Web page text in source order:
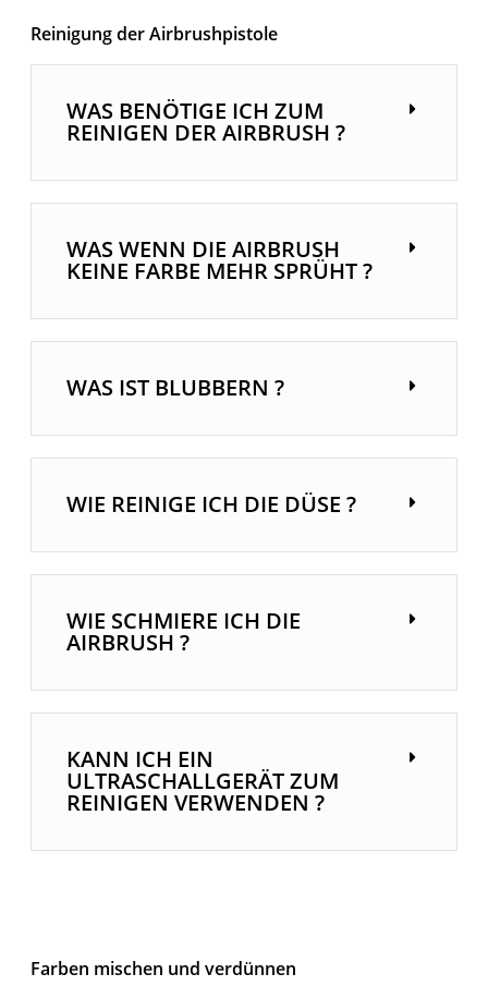
Reinigung der Airbrushpistole
WAS BENÖTIGE ICH ZUM
REINIGEN DER AIRBRUSH ?
WAS WENN DIE AIRBRUSH
KEINE FARBE MEHR SPRÜHT ?
WAS IST BLUBBERN ?
WIE REINIGE ICH DIE DÜSE ?
WIE SCHMIERE ICH DIE
AIRBRUSH ?
KANN ICH EIN
ULTRASCHALLGERÄT ZUM
REINIGEN VERWENDEN ?
Farben mischen und verdünnen